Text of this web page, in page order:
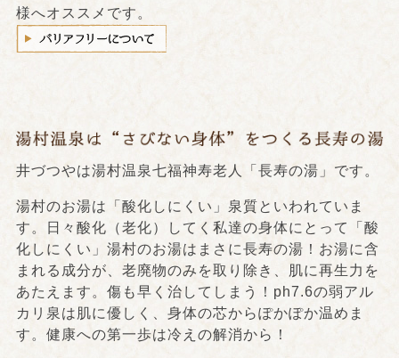
様へオススメです。
井づつやは湯村温泉七福神寿老人「長寿の湯」です。
湯村のお湯は「酸化しにくい」泉質といわれていま
す。日々酸化（老化）してく私達の身体にとって「酸
化しにくい」湯村のお湯はまさに長寿の湯！お湯に含
まれる成分が、老廃物のみを取り除き、肌に再生力を
あたえます。傷も早く治してしまう！ph7.6の弱アル
カリ泉は肌に優しく、身体の芯からぽかぽか温めま
す。健康への第一歩は冷えの解消から！